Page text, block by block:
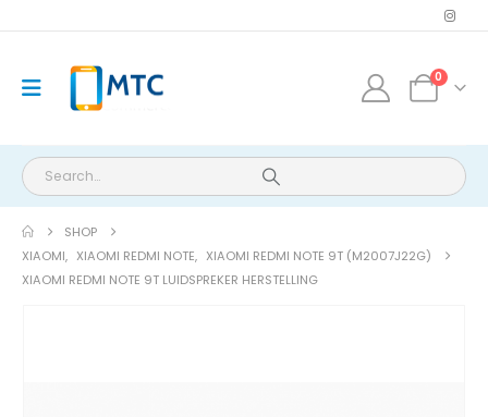
0
SHOP
XIAOMI, XIAOMI REDMI NOTE, XIAOMI REDMI NOTE 9T (M2007J22G)
XIAOMI REDMI NOTE 9T LUIDSPREKER HERSTELLING